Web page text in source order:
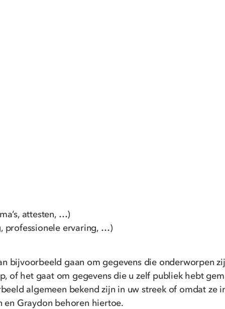
attesten, …)
professionele ervaring, …)
bijvoorbeeld gaan om gegevens die onderworpen
of het gaat om gegevens die u zelf publiek hebt
algemeen bekend zijn in uw streek of omdat ze
en Graydon behoren hiertoe.